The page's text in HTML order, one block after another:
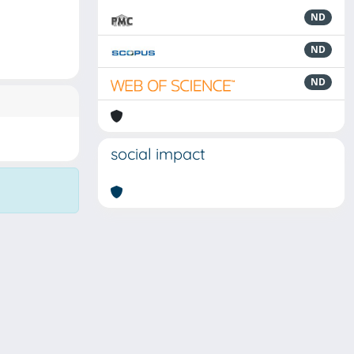
ND
ND
ND
social impact